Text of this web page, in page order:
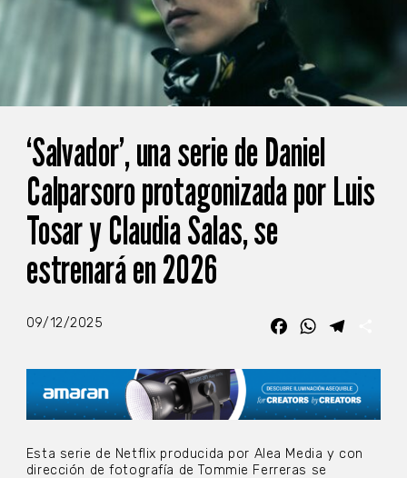
‘Salvador’, una serie de Daniel
Calparsoro protagonizada por Luis
Tosar y Claudia Salas, se
estrenará en 2026
09/12/2025 FacebookWhatsApp
Esta serie de Netflix producida por Alea Media y con
dirección de fotografía de Tommie Ferreras se